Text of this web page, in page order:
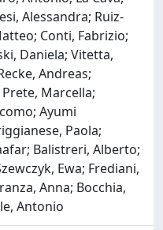
Alessandra; Ruiz-
Conti, Fabrizio;
Daniela; Vitetta,
Andreas;
Marcella;
Ayumi
Paola;
Balistreri, Alberto;
Ewa; Frediani,
Anna; Bocchia,
Antonio